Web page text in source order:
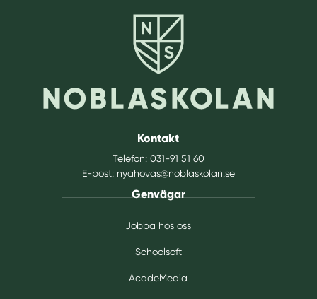
Kontakt
Telefon: 031-91 51 60
E-post: nyahovas@noblaskolan.se
Genvägar
Jobba hos oss
Schoolsoft
AcadeMedia